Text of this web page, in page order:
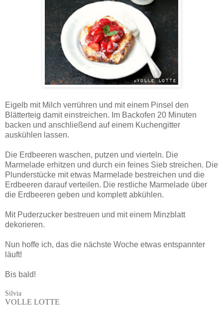
Eigelb mit Milch verrühren und mit einem Pinsel den
Blätterteig damit einstreichen. Im Backofen 20 Minuten
backen und anschließend auf einem Kuchengitter
auskühlen lassen.
Die Erdbeeren waschen, putzen und vierteln. Die
Marmelade erhitzen und durch ein feines Sieb streichen. Die
Plunderstücke mit etwas Marmelade bestreichen und die
Erdbeeren darauf verteilen. Die restliche Marmelade über
die Erdbeeren geben und komplett abkühlen.
Mit Puderzucker bestreuen und mit einem Minzblatt
dekorieren.
Nun hoffe ich, das die nächste Woche etwas entspannter
läuft!
Bis bald!
Silvia
VOLLE LOTTE